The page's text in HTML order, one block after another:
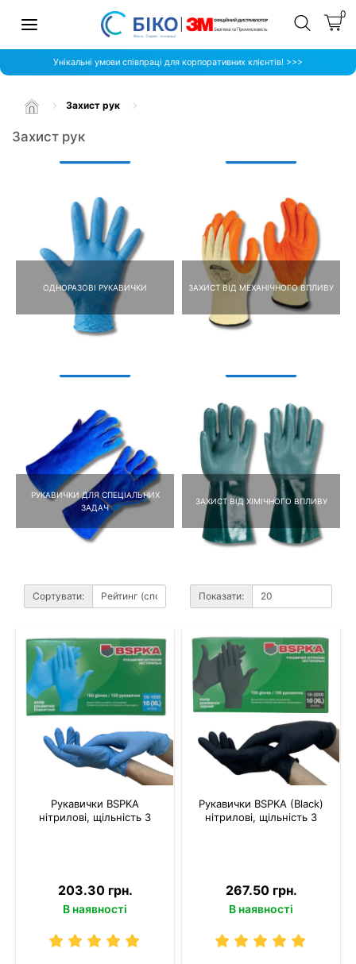
0
Унікальні умови співпраці для корпоративних клієнтів! >>>
Захист рук
Захист рук
ОДНОРАЗОВІ РУКАВИЧКИ ЗАХИСТ ВІД МЕХАНІЧНОГО ВПЛИВУ
РУКАВИЧКИ ДЛЯ СПЕЦІАЛЬНИХ
ЗАДАЧ
ЗАХИСТ ВІД ХІМІЧНОГО ВПЛИВУ
Сортувати: Показати:
Рукавички BSPKA
нітрилові, щільність 3
203.30 грн.
В наявності
Рукавички BSPKA (Black)
нітрилові, щільність 3
267.50 грн.
В наявності